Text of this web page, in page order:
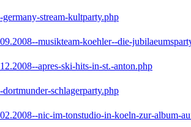
germany-stream-kultparty.php
musikteam-koehler--die-
apres-ski-hits-in-st.-anton.php
dortmunder-schlagerparty.php
nic-im-tonstudio-in-koeln-zur-album-